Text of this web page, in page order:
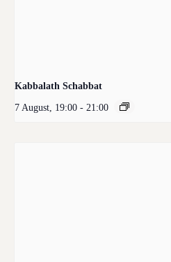
Kabbalath Schabbat
7 August, 19:00 - 21:00